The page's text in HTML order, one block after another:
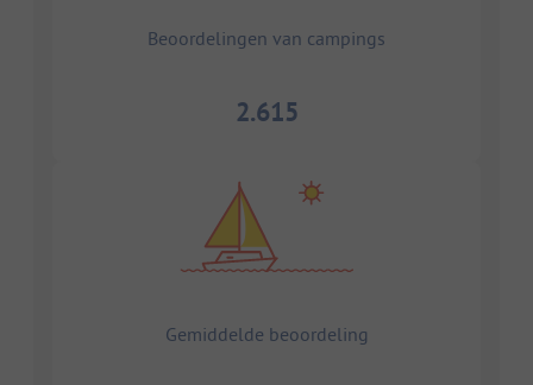
Beoordelingen van campings
2.615
Gemiddelde beoordeling